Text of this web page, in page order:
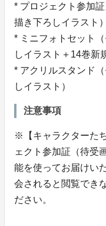
* プロジェクト参加
描き下ろしイラスト）
* ミニフォトセット
しイラスト＋14巻新
* アクリルスタンド
しイラスト）
注意事項
※【キャラクターた
ェクト参加証（待受
能を使ってお届けい
会されると閲覧でき
ださい。